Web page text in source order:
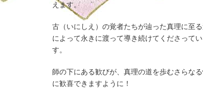
えます。
古（いにしえ）の覚者たちが辿った真理に至
によって永きに渡って導き続けてくださって
す。
師の下にある歓びが、真理の道を歩むさらな
に歓喜できますように！